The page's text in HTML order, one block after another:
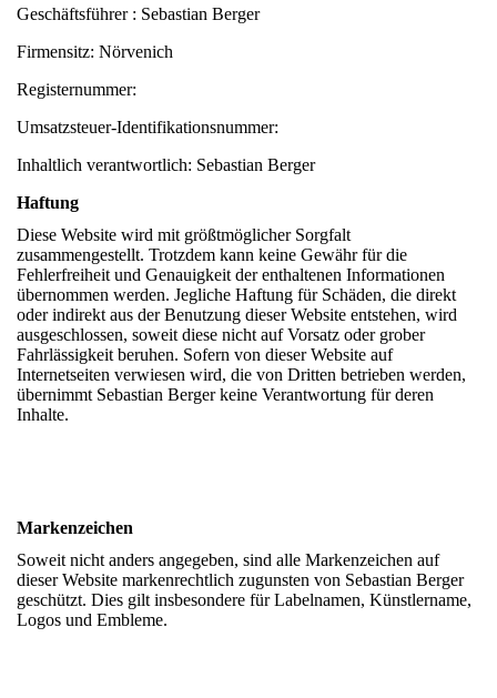
Geschäftsführer : Sebastian Berger
Firmensitz: Nörvenich
Registernummer:
Umsatzsteuer-Identifikationsnummer:
Inhaltlich verantwortlich: Sebastian Berger
Haftung
Diese Website wird mit größtmöglicher Sorgfalt
zusammengestellt. Trotzdem kann keine Gewähr für die
Fehlerfreiheit und Genauigkeit der enthaltenen Informationen
übernommen werden. Jegliche Haftung für Schäden, die direkt
oder indirekt aus der Benutzung dieser Website entstehen, wird
ausgeschlossen, soweit diese nicht auf Vorsatz oder grober
Fahrlässigkeit beruhen. Sofern von dieser Website auf
Internetseiten verwiesen wird, die von Dritten betrieben werden,
übernimmt Sebastian Berger keine Verantwortung für deren
Inhalte.
Markenzeichen
Soweit nicht anders angegeben, sind alle Markenzeichen auf
dieser Website markenrechtlich zugunsten von Sebastian Berger
geschützt. Dies gilt insbesondere für Labelnamen, Künstlername,
Logos und Embleme.